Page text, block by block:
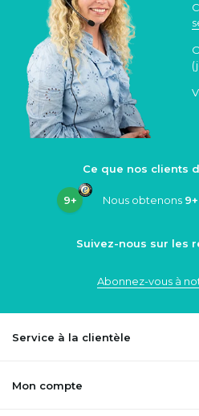
Ce que nos clients
9+ Nous obtenons 9+
Suivez-nous sur les
Abonnez-vous à
Service à la clientèle
Mon compte